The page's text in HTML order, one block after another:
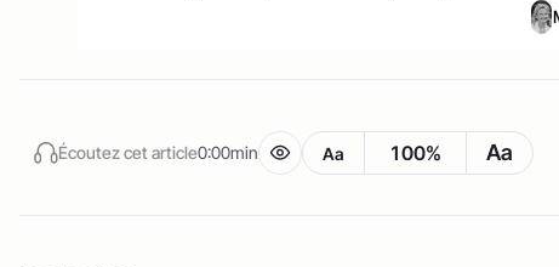
Écoutez cet article0:00min Aa 100% Aa